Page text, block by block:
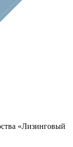
«Лизинговый